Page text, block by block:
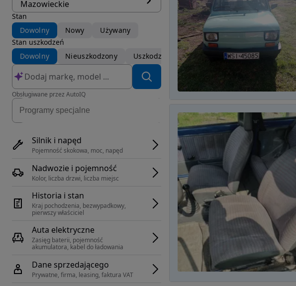
Mazowieckie
Stan
Dowolny
Nowy
Używany
Stan uszkodzeń
Dowolny
Nieuszkodzony Uszkodzony
Obsługiwane przez AutoIQ
Silnik i napęd
Pojemność skokowa, moc, napęd
Nadwozie i pojemność
Kolor, liczba drzwi, liczba miejsc
Historia i stan
Kraj pochodzenia, bezwypadkowy,
pierwszy właściciel
Auta elektryczne
Zasięg baterii, pojemność
akumulatora, kabel do ładowania
Dane sprzedającego
Prywatne, firma, leasing, faktura VAT